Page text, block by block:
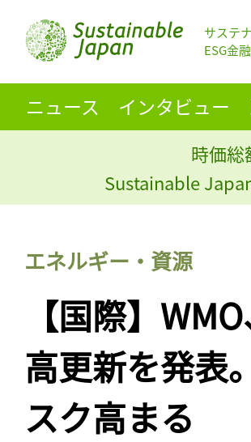
サステ
ESG金
ニュース インタビュー
時価総
Sustainable
エネルギー・資源
【国際】
高更新を発表
スク高まる